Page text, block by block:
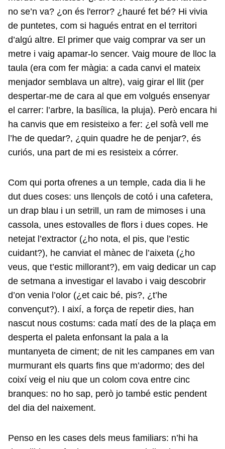
no se’n va? ¿on és l'error? ¿hauré fet bé? Hi vivia
de puntetes, com si hagués entrat en el territori
d’algú altre. El primer que vaig comprar va ser un
metre i vaig apamar-lo sencer. Vaig moure de lloc la
taula (era com fer màgia: a cada canvi el mateix
menjador semblava un altre), vaig girar el llit (per
despertar-me de cara al que em volgués ensenyar
el carrer: l’arbre, la basílica, la pluja). Però encara hi
ha canvis que em resisteixo a fer: ¿el sofà vell me
l’he de quedar?, ¿quin quadre he de penjar?, és
curiós, una part de mi es resisteix a córrer.
Com qui porta ofrenes a un temple, cada dia li he
dut dues coses: uns llençols de cotó i una cafetera,
un drap blau i un setrill, un ram de mimoses i una
cassola, unes estovalles de flors i dues copes. He
netejat l’extractor (¿ho nota, el pis, que l’estic
cuidant?), he canviat el mànec de l’aixeta (¿ho
veus, que t’estic millorant?), em vaig dedicar un cap
de setmana a investigar el lavabo i vaig descobrir
d’on venia l’olor (¿et caic bé, pis?, ¿t’he
convençut?). I així, a força de repetir dies, han
nascut nous costums: cada matí des de la plaça em
desperta el paleta enfonsant la pala a la
muntanyeta de ciment; de nit les campanes em van
murmurant els quarts fins que m’adormo; des del
coixí veig el niu que un colom cova entre cinc
branques: no ho sap, però jo també estic pendent
del dia del naixement.
Penso en les cases dels meus familiars: n’hi ha